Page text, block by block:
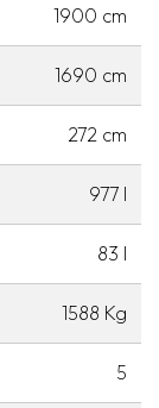
1900 cm
1690 cm
272 cm
977 l
83 l
1588 Kg
5